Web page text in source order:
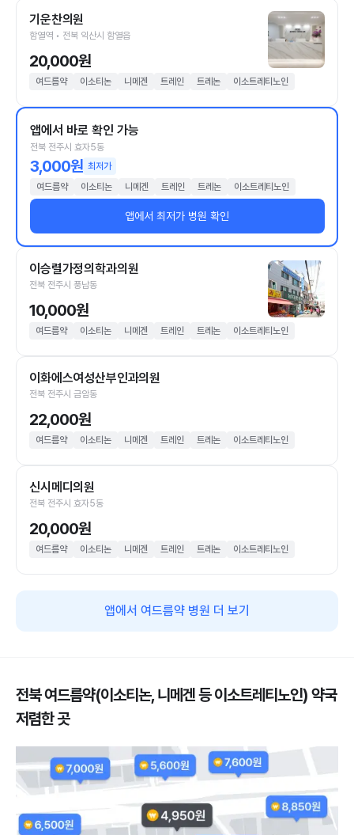
기운찬의원
함열역 • 전북 익산시 함열읍
20,000원
여드름약 이소티논 니메겐 트레인 트레논 이소트레티노인
앱에서 바로 확인 가능
전북 전주시 효자5동
3,000원 최저가
여드름약
이소티논 니메겐 트레인 트레논 이소트레티노인
앱에서 최저가 병원 확인
이승렬가정의학과의원
전북 전주시 풍남동
10,000원
여드름약 이소티논 니메겐 트레인 트레논 이소트레티노인
이화에스여성산부인과의원
전북 전주시 금암동
22,000원
여드름약 이소티논 니메겐 트레인 트레논 이소트레티노인
신시메디의원
전북 전주시 효자5동
20,000원
여드름약 이소티논 니메겐 트레인 트레논 이소트레티노인
앱에서 여드름약 병원 더 보기
전북 여드름약(이소티논, 니메겐 등 이소트레티노인) 약국
저렴한 곳